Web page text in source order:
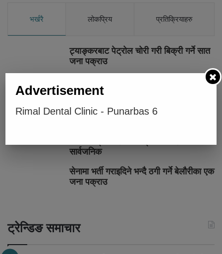
भर्खरै लोकप्रिय प्रतिक्रियाहरु
ट्याङ्करबाट पेट्रोल चोरी गरी बिक्री गर्ने सात
जना पक्राउ
प्रकाशित
सार्वजनिक
सेनामा भर्ती गराइदिने भन्दै ठगी गर्ने बेलौरीका एक
जना पक्राउ
ट्रेन्डिङ समाचार
Advertisement
Rimal Dental Clinic - Punarbas 6